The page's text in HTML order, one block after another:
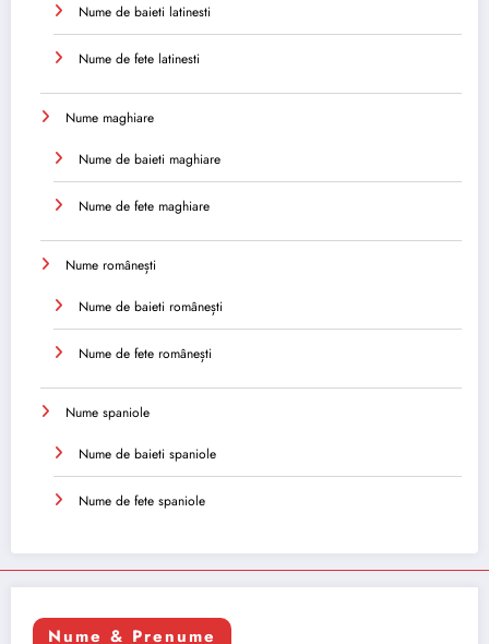
Nume de baieti latinesti
Nume de fete latinesti
Nume maghiare
Nume de baieti maghiare
Nume de fete maghiare
Nume românești
Nume de baieti românești
Nume de fete românești
Nume spaniole
Nume de baieti spaniole
Nume de fete spaniole
Nume & Prenume